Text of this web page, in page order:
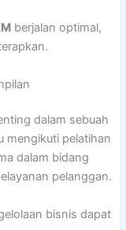
berjalan optimal,
dalam sebuah
mengikuti pelatihan
dalam bidang
pelanggan.
bisnis dapat